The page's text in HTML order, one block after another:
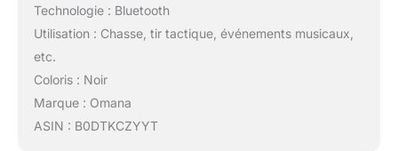
Technologie : Bluetooth
Utilisation : Chasse, tir tactique, événements musicaux,
etc.
Coloris : Noir
Marque : Omana
ASIN : B0DTKCZYYT